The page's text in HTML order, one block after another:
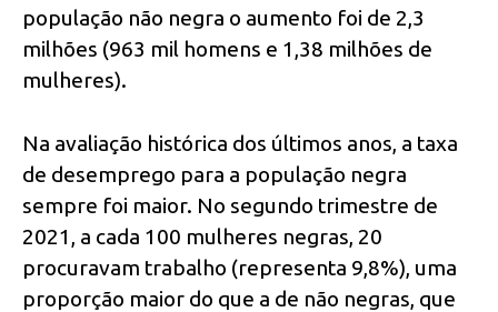
população não negra o aumento foi de 2,3
milhões (963 mil homens e 1,38 milhões de
mulheres).
Na avaliação histórica dos últimos anos, a taxa
de desemprego para a população negra
sempre foi maior. No segundo trimestre de
2021, a cada 100 mulheres negras, 20
procuravam trabalho (representa 9,8%), uma
proporção maior do que a de não negras, que